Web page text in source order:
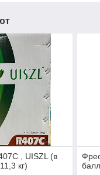
, UISZL (в
кг)